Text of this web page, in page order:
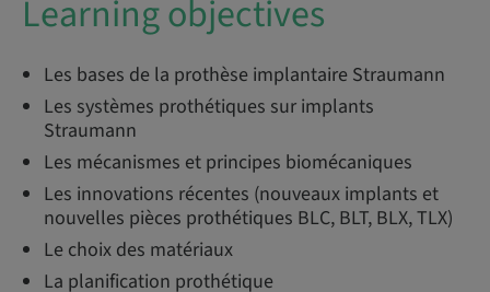
Learning objectives
Les bases de la prothèse implantaire Straumann
Les systèmes prothétiques sur implants
Straumann
Les mécanismes et principes biomécaniques
Les innovations récentes (nouveaux implants et
nouvelles pièces prothétiques BLC, BLT, BLX, TLX)
Le choix des matériaux
La planification prothétique